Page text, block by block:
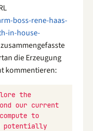
boss-rene-haas-
in-house-
zusammengefasste
die Erzeugung
kommentieren:
the
our current
to
potentially